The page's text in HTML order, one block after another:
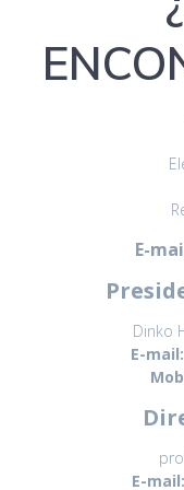
E-
Dinko
E-mail:
E-mail: